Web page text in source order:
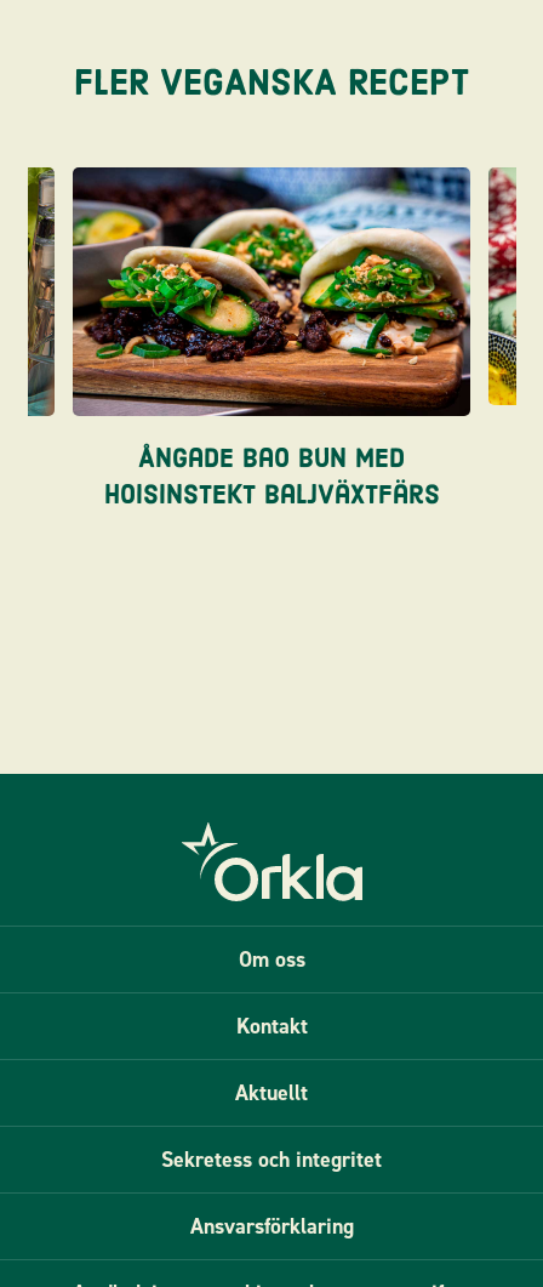
FLER VEGANSKA RECEPT
Ångade bao bun med
hoisinstekt baljväxtfärs
Om oss
Kontakt
Aktuellt
Sekretess och integritet
Ansvarsförklaring